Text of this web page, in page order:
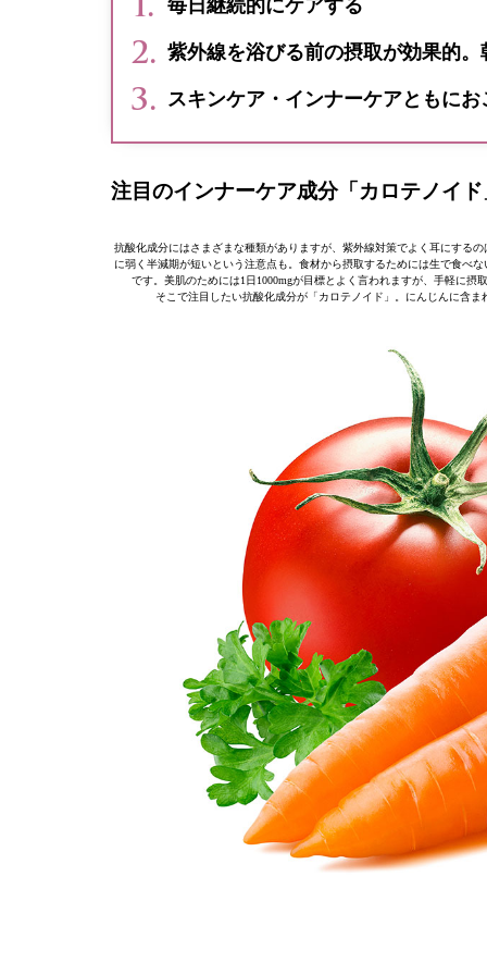
毎日継続的にケアする
紫外線を浴びる前の摂取が効果的
スキンケア・インナーケアともにお
注目のインナーケア成分「カロテノイド
抗酸化成分にはさまざまな種類がありますが、紫外線対策でよく耳にする
に弱く半減期が短いという注意点も。食材から摂取するためには生で食べ
です。美肌のためには1日1000mgが目標とよく言われますが、手軽に
そこで注目したい抗酸化成分が「カロテノイド」。にんじんに含